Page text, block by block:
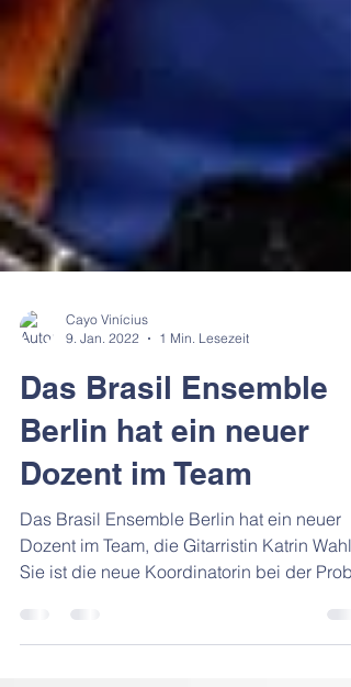
9. Jan. 2022
1 Min. Lesezeit
Das Brasil Ensemble
Berlin hat ein neuer
Dozent im Team
Das Brasil Ensemble Berlin hat ein neuer
Sie ist die neue Koordinatorin bei der Probe
des...